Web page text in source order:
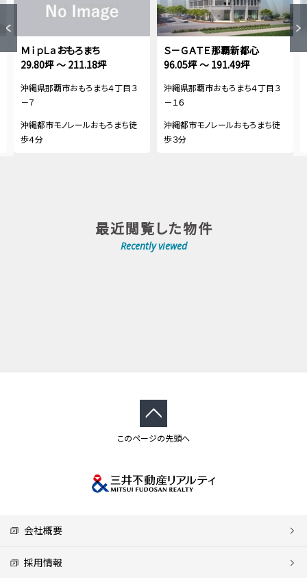
ＭｉｐＬａおもろまち
29.80坪 ～ 211.18坪
沖縄県那覇市おもろまち４丁目３
－７
沖縄都市モノレールおもろまち徒
歩４分
Ｓ－ＧＡＴＥ那覇新都心
96.05坪 ～ 191.49坪
沖縄県那覇市おもろまち４丁目３
－１６
沖縄都市モノレールおもろまち徒
歩３分
最近閲覧した物件
Recently viewed
このページの先頭へ
会社概要
採用情報